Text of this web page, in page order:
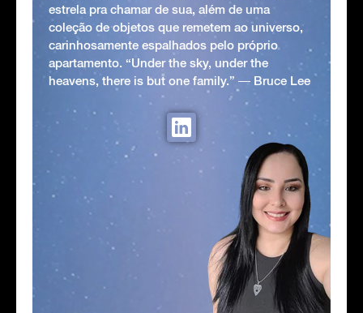
estrela pra chamar de sua, além de uma
coleção de objetos que remetem ao universo,
carinhosamente espalhados pelo próprio
apartamento. “Under the sky, under the
heavens, there is but one family.” ― Bruce Lee